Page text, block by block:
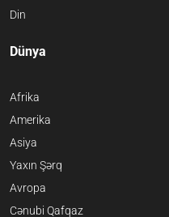
Din
Dünya
Afrika
Amerika
Asiya
Yaxın Şərq
Avropa
Cənubi Qafqaz